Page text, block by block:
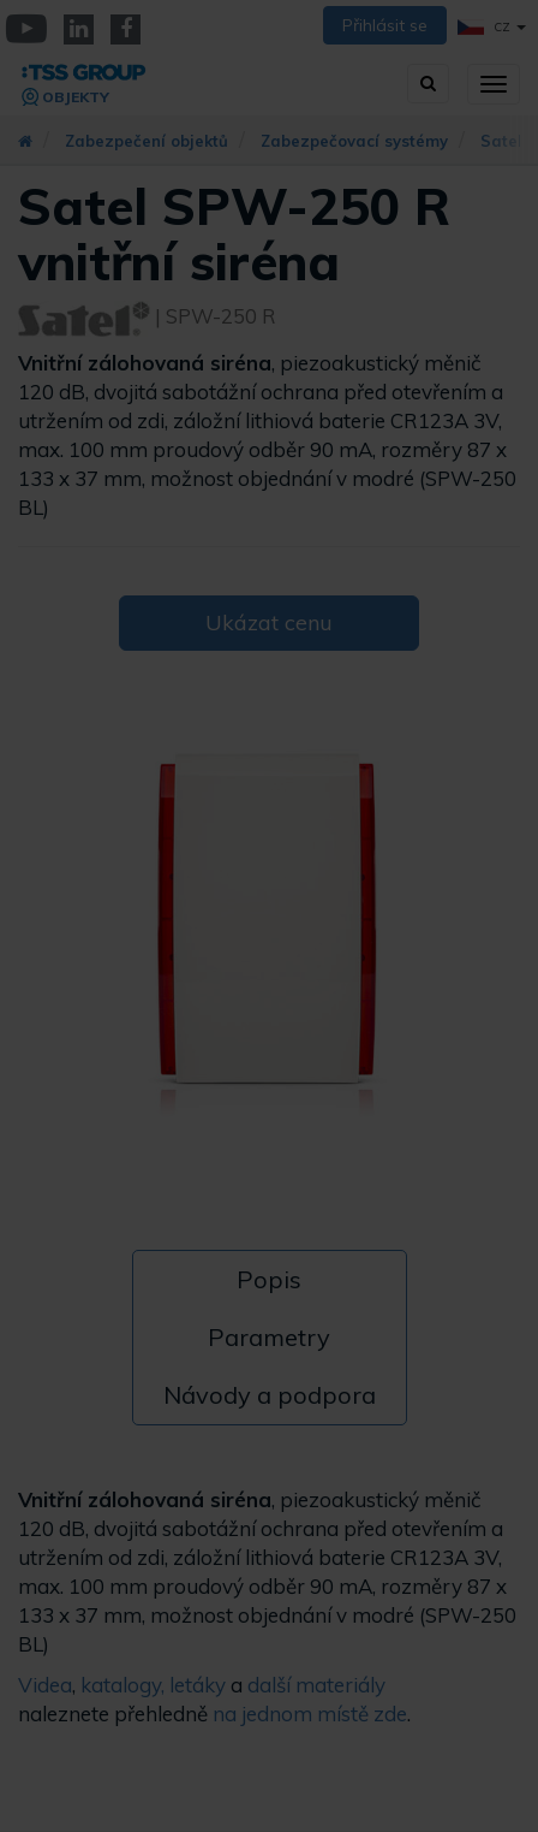
Přejít
k
hlavnímu
obsahu
Přihlásit se CZ
Vyhledávání
OBJEKTY
Zabezpečení objektů Zabezpečovací systémy Satel
Satel SPW-250 R
vnitřní siréna
| SPW-250 R
Vnitřní zálohovaná siréna, piezoakustický měnič
120 dB, dvojitá sabotážní ochrana před otevřením a
utržením od zdi, záložní lithiová baterie CR123A 3V,
max. 100 mm proudový odběr 90 mA, rozměry 87 x
133 x 37 mm, možnost objednání v modré (SPW-250
BL)
Ukázat cenu
Popis
Parametry
Návody a podpora
Vnitřní zálohovaná siréna, piezoakustický měnič
120 dB, dvojitá sabotážní ochrana před otevřením a
utržením od zdi, záložní lithiová baterie CR123A 3V,
max. 100 mm proudový odběr 90 mA, rozměry 87 x
133 x 37 mm, možnost objednání v modré (SPW-250
BL)
Videa, katalogy, letáky a další materiály
naleznete přehledně na jednom místě zde.